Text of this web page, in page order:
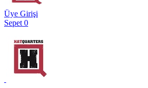
Üye Girişi
Sepet 0